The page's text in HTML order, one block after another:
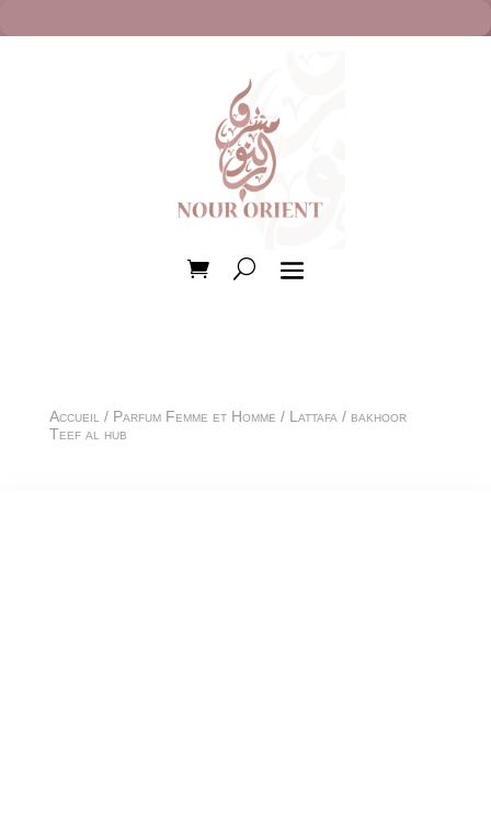
Accueil / Parfum Femme et Homme / Lattafa/ bakhoor
Teef al hub